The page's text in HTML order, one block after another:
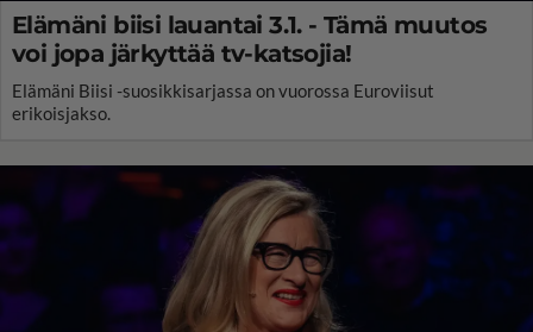
Elämäni biisi lauantai 3.1. - Tämä muutos
voi jopa järkyttää tv-katsojia!
Elämäni Biisi -suosikkisarjassa on vuorossa Euroviisut
erikoisjakso.